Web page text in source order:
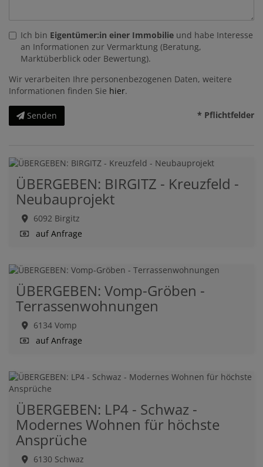
Ich bin Eigentümer:in einer Immobilie und habe Interesse
an Informationen zur Vermarktung (Beratung,
Marktüberblick oder Bewertung).
Wir verarbeiten Ihre personenbezogenen Daten, weitere
Informationen finden Sie hier.
Senden * Pflichtfelder
ÜBERGEBEN: BIRGITZ - Kreuzfeld -
Neubauprojekt
6092 Birgitz
auf Anfrage
ÜBERGEBEN: Vomp-Gröben -
Terrassenwohnungen
6134 Vomp
auf Anfrage
ÜBERGEBEN: LP4 - Schwaz -
Modernes Wohnen für höchste
Ansprüche
6130 Schwaz